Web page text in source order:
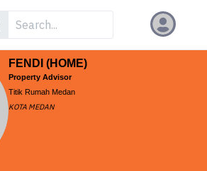
FENDI (HOME)
Property Advisor
Titik Rumah Medan
KOTA MEDAN